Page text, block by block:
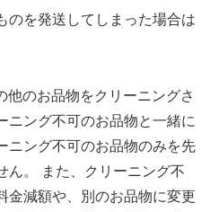
のを発送してしまった場合は
他のお品物をクリーニングさ
ニング不可のお品物と一緒に
ニング不可のお品物のみを先
ん。 また、クリーニング不
金減額や、別のお品物に変更